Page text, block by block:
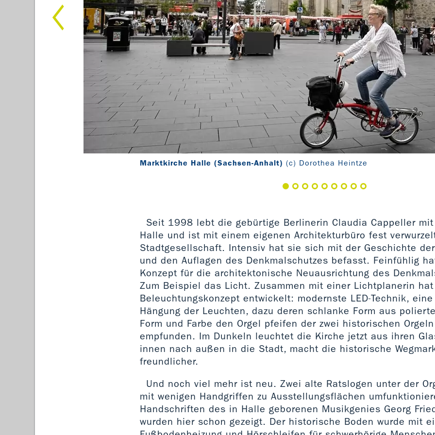
Marktkirche Halle (Sachsen-Anhalt) (c) Dorothea Heintze
Seit 1998 lebt die gebürtige Berlinerin Claudia Cappeller
Halle und ist mit einem eigenen Architekturbüro fest
Stadtgesellschaft. Intensiv hat sie sich mit der Geschichte
und den Auflagen des Denkmalschutzes befasst. Feinfühlig
Konzept für die architektonische Neuausrichtung des
Zum Beispiel das Licht. Zusammen mit einer Lichtplanerin
Beleuchtungskonzept entwickelt: modernste LED-Technik,
Hängung der Leuchten, dazu deren schlanke Form aus
Form und Farbe den Orgel pfeifen der zwei historischen
empfunden. Im Dunkeln leuchtet die Kirche jetzt aus ihren
innen nach außen in die Stadt, macht die historische
freundlicher.
Und noch viel mehr ist neu. Zwei alte Ratslogen unter der
mit wenigen Handgriffen zu Ausstellungsflächen
Handschriften des in Halle geborenen Musikgenies Georg
wurden hier schon gezeigt. Der historische Boden wurde mit